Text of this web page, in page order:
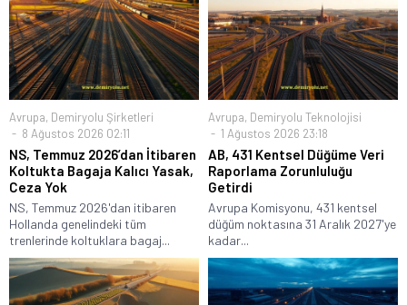
Avrupa, Demiryolu Şirketleri
8 Ağustos 2026 02:11
NS, Temmuz 2026’dan İtibaren
Koltukta Bagaja Kalıcı Yasak,
Ceza Yok
NS, Temmuz 2026'dan itibaren
Hollanda genelindeki tüm
trenlerinde koltuklara bagaj...
Avrupa, Demiryolu Teknolojisi
1 Ağustos 2026 23:18
AB, 431 Kentsel Düğüme Veri
Raporlama Zorunluluğu
Getirdi
Avrupa Komisyonu, 431 kentsel
düğüm noktasına 31 Aralık 2027'ye
kadar...